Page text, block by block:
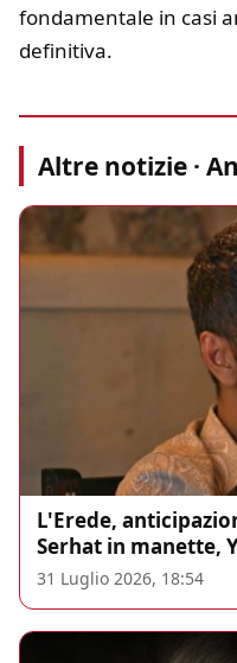
fondamentale in casi
definitiva.
Altre notizie ·
L'Erede,
Serhat in manette,
31 Luglio 2026, 18:54